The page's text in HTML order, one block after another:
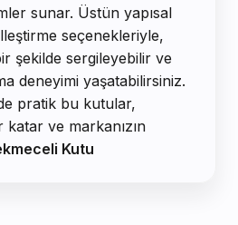
sunar. Üstün yapısal
seçenekleriyle,
şekilde sergileyebilir ve
deneyimi yaşatabilirsiniz.
pratik bu kutular,
ve markanızın
Kutu